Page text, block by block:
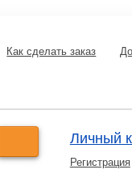
Как сделать заказ
Личный
Регистрация